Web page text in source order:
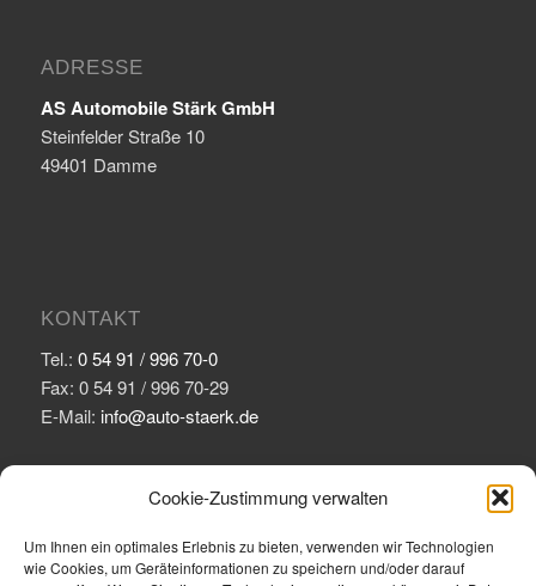
Cookie-Zustimmung verwalten
Um Ihnen ein optimales Erlebnis zu bieten, verwenden wir Technologien
wie Cookies, um Geräteinformationen zu speichern und/oder darauf
ADRESSE
AS Automobile Stärk GmbH
Steinfelder Straße 10
49401 Damme
KONTAKT
Tel.: 0 54 91 / 996 70-0
Fax: 0 54 91 / 996 70-29
E-Mail: info@auto-staerk.de
ÖFFNUNGSZEITEN